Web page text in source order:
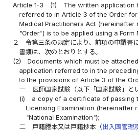
Article 1-3
(1)
The written application
referred to in Article 3 of the Order
Medical Practitioners Act (hereinafter
"Order") is to be applied using a Form
２
令第三条の規定により、前項の申請書
書類は、次のとおりとする。
(2)
Documents which must be
application referred to in the
to the provisions of Article 3 of the
一
医師国家試験（以下「国家試験」と
(i)
a copy of a certificate of passing
Licensing Examination (hereinafter
"National Examination");
二
戸籍謄本又は戸籍抄本（出入国管理